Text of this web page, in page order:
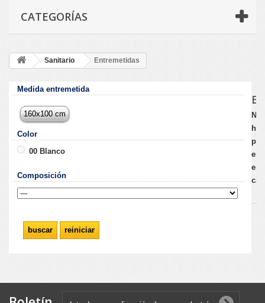
CATEGORÍAS
Sanitario Entremetidas
Medida entremetida
160x100 cm
Color
00 Blanco
Composición
No
hay
en